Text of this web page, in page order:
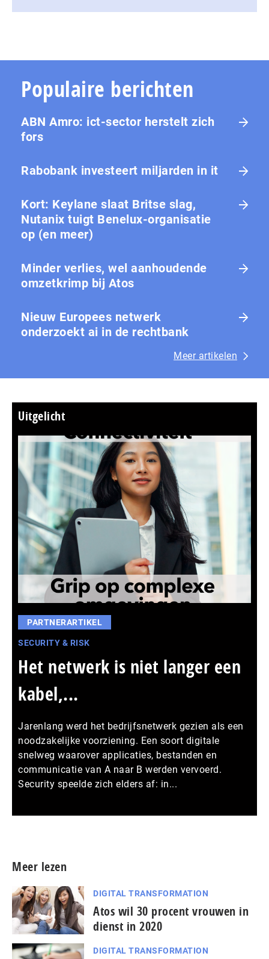
Populaire berichten
ABN Amro: ict-sector herstelt zich
fors
Rabobank investeert miljarden in it
Kort: Keylane slaat Britse slag,
Nutanix tuigt Benelux-organisatie
op (en meer)
Minder verlies, wel aanhoudende
omzetkrimp bij Atos
Nieuw Europees netwerk
onderzoekt ai in de rechtbank
Meer artikelen
Uitgelicht
PARTNERARTIKEL
SECURITY & RISK
Het netwerk is niet langer een
kabel,...
Jarenlang werd het bedrijfsnetwerk gezien als een
noodzakelijke voorziening. Een soort digitale
snelweg waarover applicaties, bestanden en
communicatie van A naar B werden vervoerd.
Security speelde zich elders af: in...
Meer lezen
DIGITAL TRANSFORMATION
Atos wil 30 procent vrouwen in
dienst in 2020
DIGITAL TRANSFORMATION